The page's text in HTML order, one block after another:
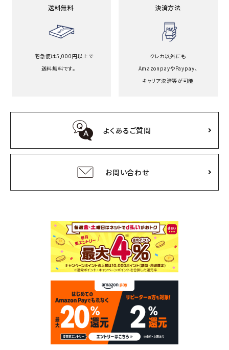
送料無料
宅急便は5,000円以上で
送料無料です。
決済方法
クレカ以外にも
AmazonpayやPaypay、
キャリア決済等が可能
よくあるご質問
お問い合わせ